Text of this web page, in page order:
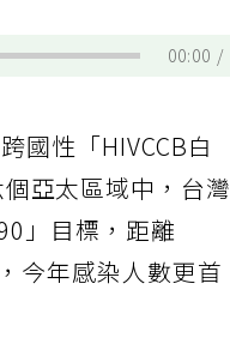
00:00
國性「HIVCCB白
亞太區域中，台灣
」目標，距離
今年感染人數更首